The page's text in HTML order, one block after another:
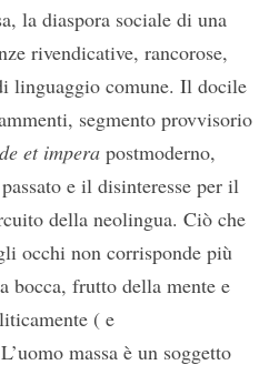
la diaspora sociale di una
rivendicative, rancorose,
linguaggio comune. Il docile
segmento provvisorio
et impera postmoderno,
e il disinteresse per il
della neolingua. Ciò che
occhi non corrisponde più
bocca, frutto della mente e
( e
massa è un soggetto